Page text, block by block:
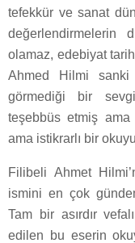
tefekkür ve sanat
değerlendirmelerin
olamaz, edebiyat
Ahmed Hilmi sanki
görmediği bir
teşebbüs etmiş ama
ama istikrarlı bir
Filibeli Ahmet
ismini en çok
Tam bir asırdır
edilen bu eserin